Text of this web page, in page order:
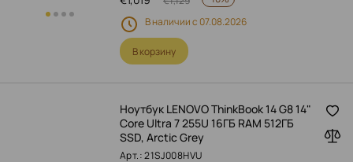
В наличии с 07.08.2026
В корзину
Ноутбук LENOVO ThinkBook 14 G8 14"
Core Ultra 7 255U 16ГБ RAM 512ГБ
SSD, Arctic Grey
Арт.: 21SJ008HVU